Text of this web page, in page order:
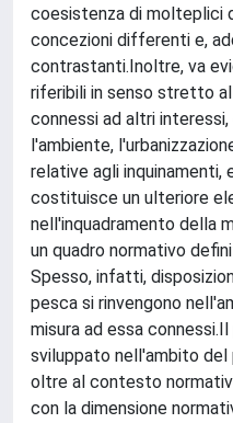
coesistenza di molteplici
concezioni differenti e,
contrastanti.Inoltre, va
riferibili in senso stretto
connessi ad altri interessi,
l'ambiente,
relative agli
costituisce un ulteriore
nell'inquadramento della
un quadro normativo
Spesso, infatti,
pesca si rinvengono
misura ad essa
sviluppato nell'ambito
oltre al contesto
con la dimensione